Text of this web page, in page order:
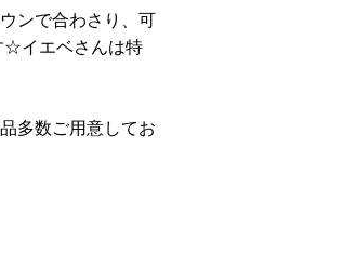
ンで合わさり、可
☆イエベさんは特
多数ご用意してお